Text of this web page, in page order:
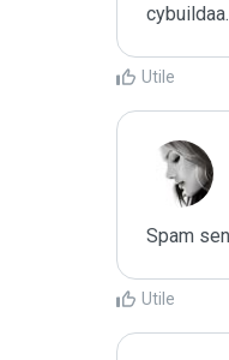
Utile
Spam
Utile